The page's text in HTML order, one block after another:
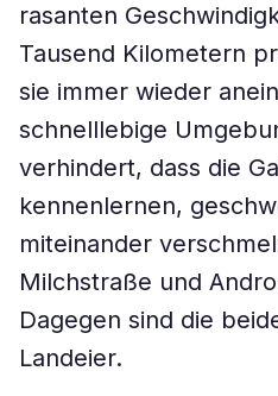
rasanten
Tausend Kilometern
sie immer wieder
schnelllebige
verhindert, dass die
kennenlernen,
miteinander
Milchstraße und
Dagegen sind die
Landeier.